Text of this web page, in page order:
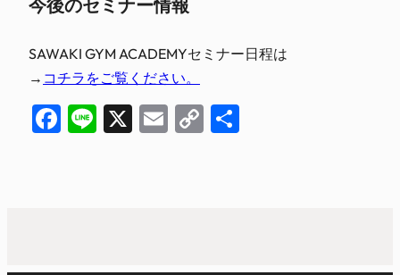
今後のセミナー情報
SAWAKI GYM ACADEMYセミナー日程は
→ コチラをご覧ください。
Facebook
Line
X EmailCopy